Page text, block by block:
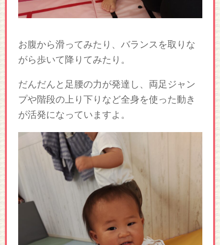
お腹から滑ってみたり、バランスを取りな
がら歩いて降りてみたり。
だんだんと足腰の力が発達し、両足ジャン
プや階段の上り下りなど全身を使った動き
が活発になっていますよ。